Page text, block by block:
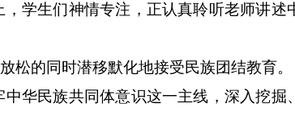
学生们神情专注，正认真聆听老师讲述
松的同时潜移默化地接受民族团结教育。
华民族共同体意识这一主线，深入挖掘